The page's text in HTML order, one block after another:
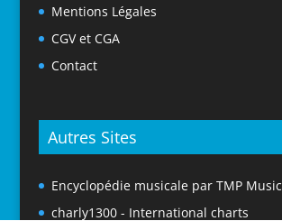
Mentions Légales
CGV et CGA
Contact
Autres Sites
Encyclopédie musicale par TMP Music
charly1300 - International charts